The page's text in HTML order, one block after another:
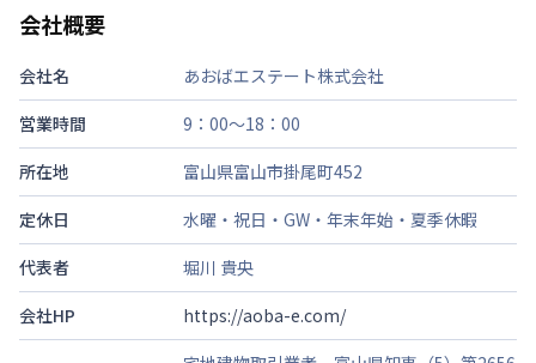
会社概要
会社名
あおばエステート株式会社
営業時間
9：00～18：00
所在地
富山県富山市掛尾町452
定休日
水曜・祝日・GW・年末年始・夏季休暇
代表者
堀川 貴央
会社HP
https://aoba-e.com/